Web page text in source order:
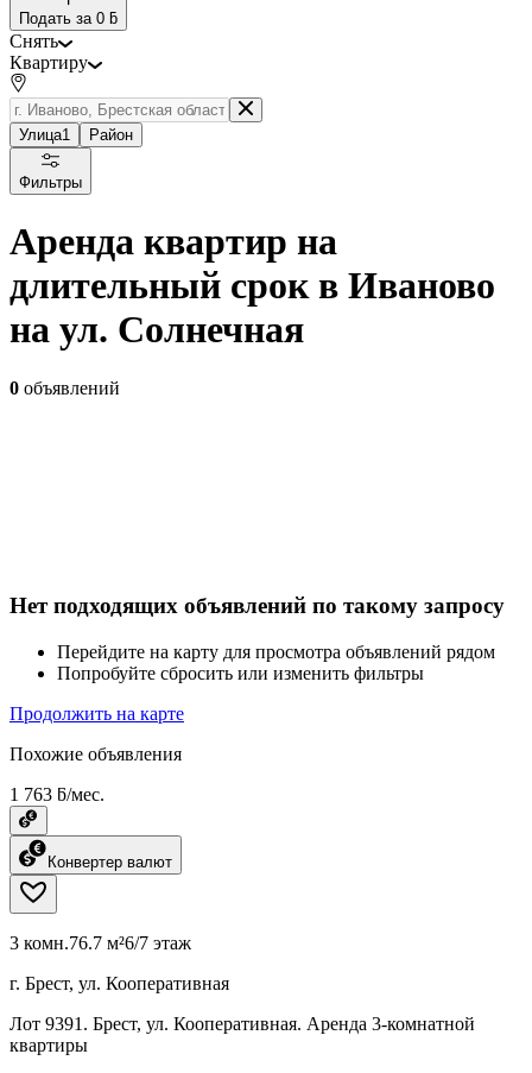
Подать за 0 ƃ
Снять
Квартиру
Улица1 Район
Фильтры
Аренда квартир на
длительный срок в Иваново
на ул. Солнечная
0 объявлений
Нет подходящих объявлений по такому запросу
Перейдите на карту для просмотра объявлений рядом
Попробуйте сбросить или изменить фильтры
Продолжить на карте
Похожие объявления
1 763 ƃ/мес.
Конвертер валют
3 комн.76.7 м²6/7 этаж
г. Брест, ул. Кооперативная
Лот 9391. Брест, ул. Кооперативная. Аренда 3-комнатной
квартиры